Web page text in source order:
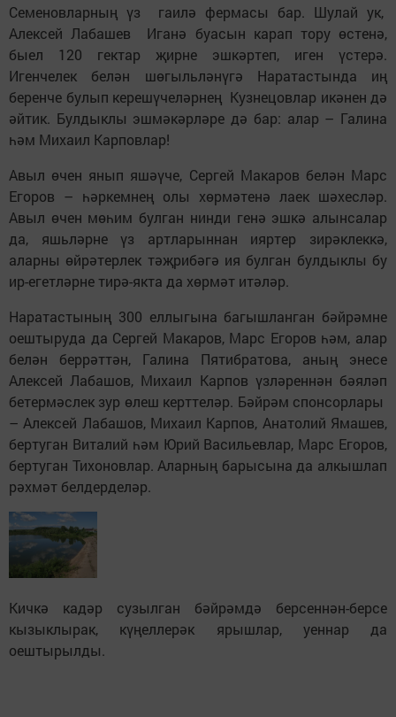
Семеновларның үз гаилә фермасы бар. Шулай ук,
Алексей Лабашев Иганә буасын карап тору өстенә,
быел 120 гектар җирне эшкәртеп, иген үстерә.
Игенчелек белән шөгыльләнүгә Наратастында иң
беренче булып керешүчеләрнең Кузнецовлар икәнен дә
әйтик. Булдыклы эшмәкәрләре дә бар: алар – Галина
һәм Михаил Карповлар!
Авыл өчен янып яшәүче, Сергей Макаров белән Марс
Егоров – һәркемнең олы хөрмәтенә лаек шәхесләр.
Авыл өчен мөһим булган нинди генә эшкә алынсалар
да, яшьләрне үз артларыннан ияртер зирәклеккә,
аларны өйрәтерлек тәҗрибәгә ия булган булдыклы бу
ир-егетләрне тирә-якта да хөрмәт итәләр.
Наратастының 300 еллыгына багышланган бәйрәмне
оештыруда да Сергей Макаров, Марс Егоров һәм, алар
белән беррәттән, Галина Пятибратова, аның энесе
Алексей Лабашов, Михаил Карпов үзләреннән бәяләп
бетермәслек зур өлеш керттеләр. Бәйрәм спонсорлары
– Алексей Лабашов, Михаил Карпов, Анатолий Ямашев,
бертуган Виталий һәм Юрий Васильевлар, Марс Егоров,
бертуган Тихоновлар. Аларның барысына да алкышлап
рәхмәт белдерделәр.
Кичкә кадәр сузылган бәйрәмдә берсеннән-берсе
кызыклырак, күңеллерәк ярышлар, уеннар да
оештырылды.